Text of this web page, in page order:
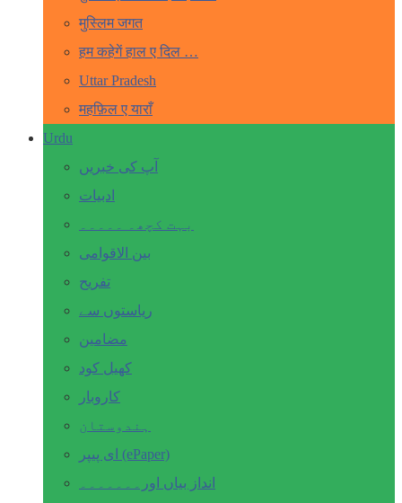
मुस्लिम जगत
हम कहेगें हाल ए दिल …
Uttar Pradesh
महफ़िल ए याराँ
Urdu
آپ کی خبریں
ادبیات
بہت کچھ۔ ۔۔۔۔۔
بین الاقوامی
تفریح
ریاستوں سے
مضامین
کھیل کود
کاروبار
ہندوستان
ای پیپر (ePaper)
انداز بیاں اور۔۔۔۔۔۔۔